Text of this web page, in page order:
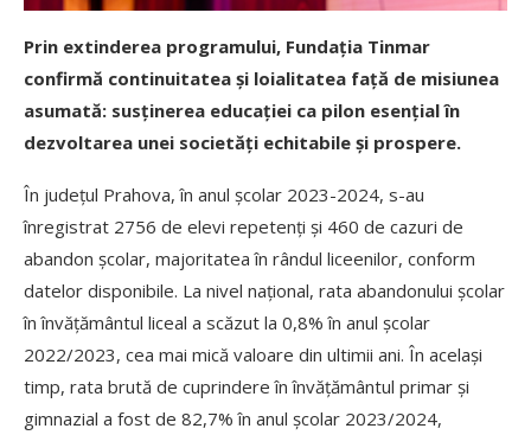
Prin extinderea programului, Fundația Tinmar
confirmă continuitatea și loialitatea față de misiunea
asumată: susținerea educației ca pilon esențial în
dezvoltarea unei societăți echitabile și prospere.
În județul Prahova, în anul școlar 2023-2024, s-au
înregistrat 2756 de elevi repetenți și 460 de cazuri de
abandon școlar, majoritatea în rândul liceenilor, conform
datelor disponibile. La nivel național, rata abandonului școlar
în învățământul liceal a scăzut la 0,8% în anul școlar
2022/2023, cea mai mică valoare din ultimii ani. În același
timp, rata brută de cuprindere în învățământul primar și
gimnazial a fost de 82,7% în anul școlar 2023/2024,